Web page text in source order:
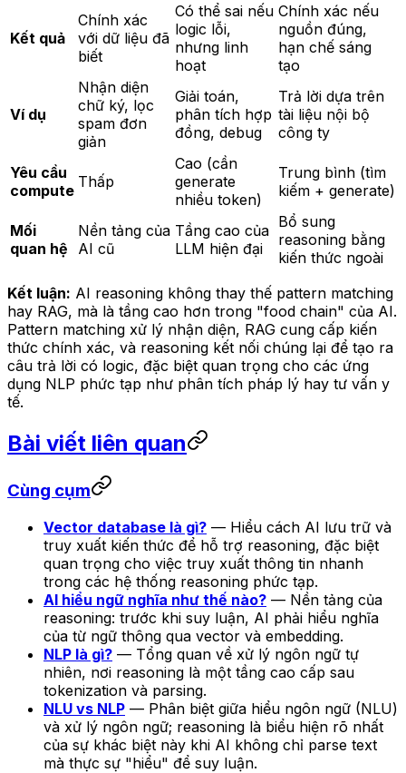
Kết quả
Chính xác
với dữ liệu đã
biết
Có thể sai nếu
logic lỗi,
nhưng linh
hoạt
Chính xác nếu
nguồn đúng,
hạn chế sáng
tạo
Ví dụ
Nhận diện
chữ ký, lọc
spam đơn
giản
Giải toán,
phân tích hợp
đồng, debug
Trả lời dựa trên
tài liệu nội bộ
công ty
Yêu cầu
compute Thấp
Cao (cần
generate
nhiều token)
Trung bình (tìm
kiếm + generate)
Mối
quan hệ
Nền tảng của
AI cũ
Tầng cao của
LLM hiện đại
Bổ sung
reasoning bằng
kiến thức ngoài
Kết luận: AI reasoning không thay thế pattern matching
hay RAG, mà là tầng cao hơn trong "food chain" của AI.
Pattern matching xử lý nhận diện, RAG cung cấp kiến
thức chính xác, và reasoning kết nối chúng lại để tạo ra
câu trả lời có logic, đặc biệt quan trọng cho các ứng
dụng NLP phức tạp như phân tích pháp lý hay tư vấn y
tế.
Bài viết liên quan
Cùng cụm
Vector database là gì? — Hiểu cách AI lưu trữ và
truy xuất kiến thức để hỗ trợ reasoning, đặc biệt
quan trọng cho việc truy xuất thông tin nhanh
trong các hệ thống reasoning phức tạp.
AI hiểu ngữ nghĩa như thế nào? — Nền tảng của
reasoning: trước khi suy luận, AI phải hiểu nghĩa
của từ ngữ thông qua vector và embedding.
NLP là gì? — Tổng quan về xử lý ngôn ngữ tự
nhiên, nơi reasoning là một tầng cao cấp sau
tokenization và parsing.
NLU vs NLP — Phân biệt giữa hiểu ngôn ngữ (NLU)
và xử lý ngôn ngữ; reasoning là biểu hiện rõ nhất
của sự khác biệt này khi AI không chỉ parse text
mà thực sự "hiểu" để suy luận.